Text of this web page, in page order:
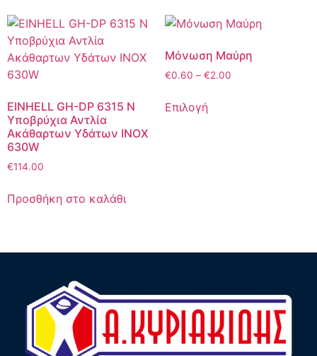
EINHELL GH-DP 6315 N
Υποβρύχια Αντλία
Ακάθαρτων Υδάτων INOX
630W
€114.00
Προσθήκη στο καλάθι
Μόνωση Μαύρη
€0.60 – €2.00
Επιλογή